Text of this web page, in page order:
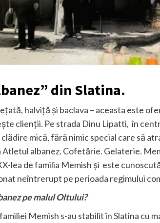
din Slatina.
halviță și baclava – aceasta este
clienții. Pe strada Dinu Lipatti, în
clădire mică, fără nimic special care să
Atletul albanez. Cofetărie. Gelaterie.
lea de familia Memish și este
neîntrerupt pe perioada regimului
pe malul Oltului?
Memish s-au stabilit în Slatina cu